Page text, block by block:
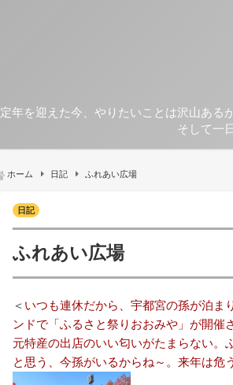
定年を迎えた今、やりたいことは沢山ある
そして一
ホーム 日記 ふれあい広場
日記
ふれあい広場
＜ いつも連休だから、宇都宮の孫が泊ま
ンドで「ふるさと祭りおおみや」が開
元特産の出店のいい匂いがたまらない。
と思う、今孫がいるからね～。来年は危